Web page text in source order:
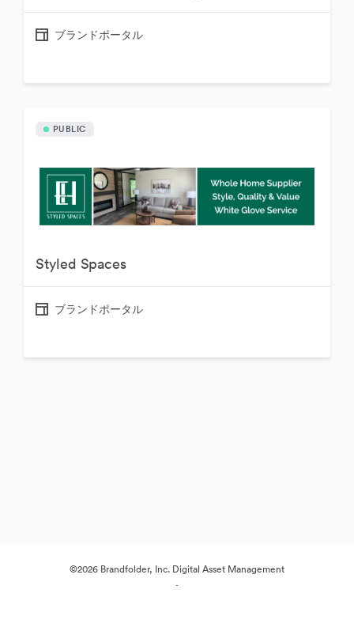
ブランドポータル
PUBLIC
Styled Spaces
ブランドポータル
©2026 Brandfolder, Inc. Digital Asset Management
·